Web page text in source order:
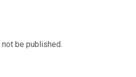
be published.